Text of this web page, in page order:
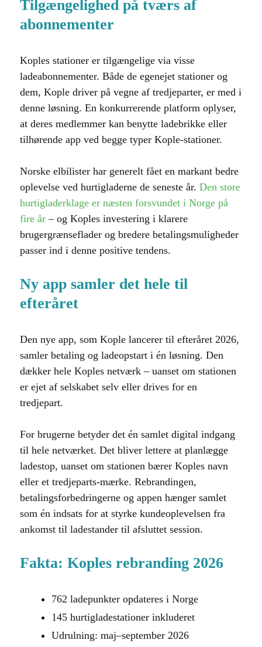
Tilgængelighed på tværs af
abonnementer
Koples stationer er tilgængelige via visse
ladeabonnementer. Både de egenejet stationer og
dem, Kople driver på vegne af tredjeparter, er med i
denne løsning. En konkurrerende platform oplyser,
at deres medlemmer kan benytte ladebrikke eller
tilhørende app ved begge typer Kople-stationer.
Norske elbilister har generelt fået en markant bedre
oplevelse ved hurtigladerne de seneste år. Den store
hurtigladerklage er næsten forsvundet i Norge på
fire år – og Koples investering i klarere
brugergrænseflader og bredere betalingsmuligheder
passer ind i denne positive tendens.
Ny app samler det hele til
efteråret
Den nye app, som Kople lancerer til efteråret 2026,
samler betaling og ladeopstart i én løsning. Den
dækker hele Koples netværk – uanset om stationen
er ejet af selskabet selv eller drives for en
tredjepart.
For brugerne betyder det én samlet digital indgang
til hele netværket. Det bliver lettere at planlægge
ladestop, uanset om stationen bærer Koples navn
eller et tredjeparts-mærke. Rebrandingen,
betalingsforbedringerne og appen hænger samlet
som én indsats for at styrke kundeoplevelsen fra
ankomst til ladestander til afsluttet session.
Fakta: Koples rebranding 2026
762 ladepunkter opdateres i Norge
145 hurtigladestationer inkluderet
Udrulning: maj–september 2026